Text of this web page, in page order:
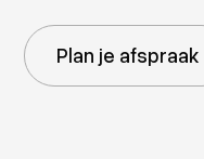
Plan je afspraak